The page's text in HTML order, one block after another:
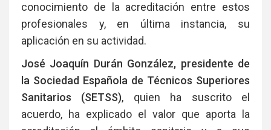
conocimiento de la acreditación entre estos
profesionales y, en última instancia, su
aplicación en su actividad.
José Joaquín Durán González, presidente de
la Sociedad Española de Técnicos Superiores
Sanitarios (SETSS), quien ha suscrito el
acuerdo, ha explicado el valor que aporta la